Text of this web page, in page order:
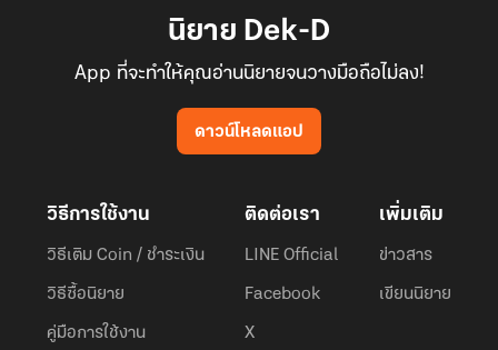
นิยาย Dek-D
App ที่จะทำให้คุณอ่านนิยายจนวางมือถือไม่ลง!
ดาวน์โหลดแอป
วิธีการใช้งาน
วิธีเติม Coin / ชำระเงิน
วิธีซื้อนิยาย
คู่มือการใช้งาน
ติดต่อเรา
LINE Official
Facebook
X
เพิ่มเติม
ข่าวสาร
เขียนนิยาย